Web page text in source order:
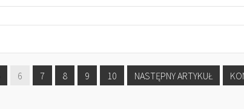
6 7 8 9 10 NASTĘPNY ARTYKUŁ